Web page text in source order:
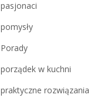
pasjonaci
pomysły
Porady
porządek w kuchni
praktyczne rozwiązania